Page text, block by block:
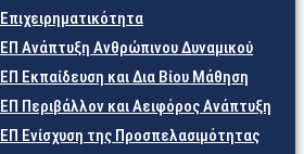
Επιχειρηματικότητα
ΕΠ Ανάπτυξη Ανθρώπινου Δυναμικού
ΕΠ Εκπαίδευση και Δια Βίου Μάθηση
ΕΠ Περιβάλλον και Αειφόρος Ανάπτυξη
ΕΠ Ενίσχυση της Προσπελασιμότητας